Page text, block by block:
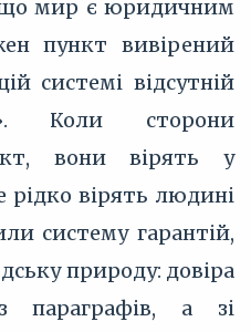
мир є юридичним
пункт вивірений
системі відсутній
Коли сторони
вони вірять у
рідко вірять людині
систему гарантій,
природу: довіра
параграфів, а зі